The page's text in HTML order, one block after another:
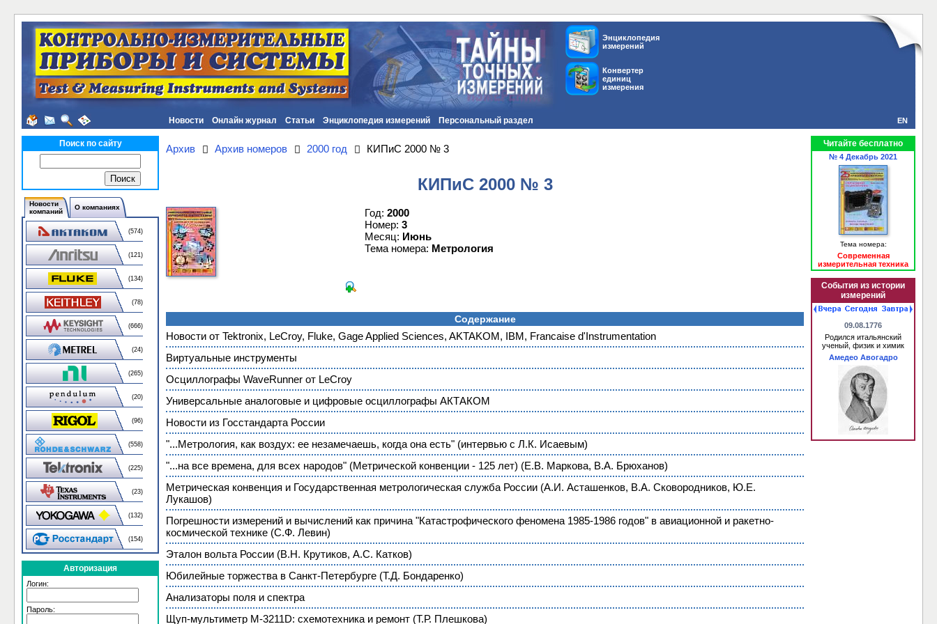
Энциклопедия
измерений
Конвертер
единиц
измерения
Новости Онлайн журнал Статьи Энциклопедия измерений Персональный раздел EN
Поиск по сайту
Новости
компаний
О компаниях
(574)
(121)
(134)
(78)
(666)
(24)
(265)
(20)
(96)
(558)
(225)
(23)
(132)
(154)
Авторизация
Логин:
Пароль:
Архив Архив номеров 2000 год КИПиС 2000 № 3
КИПиС 2000 № 3
Год: 2000
Номер: 3
Месяц: Июнь
Тема номера: Метрология
Содержание
Новости от Tektronix, LeCroy, Fluke, Gage Applied Sciences, AKTAKOM, IBM, Francaise d'Instrumentation
Виртуальные инструменты
Осциллографы WaveRunner от LeCroy
Универсальные аналоговые и цифровые осциллографы АКТАКОМ
Новости из Госстандарта России
"...Метрология, как воздух: ее незамечаешь, когда она есть" (интервью с Л.К. Исаевым)
"...на все времена, для всех народов" (Метрической конвенции - 125 лет) (Е.В. Маркова, В.А. Брюханов)
Метрическая конвенция и Государственная метрологическая служба России (А.И. Асташенков, В.А. Сковородников, Ю.Е.
Лукашов)
Погрешности измерений и вычислений как причина "Катастрофического феномена 1985-1986 годов" в авиационной и ракетно-
космической технике (С.Ф. Левин)
Эталон вольта России (В.Н. Крутиков, А.С. Катков)
Юбилейные торжества в Санкт-Петербурге (Т.Д. Бондаренко)
Анализаторы поля и спектра
Щуп-мультиметр М-3211D: схемотехника и ремонт (Т.Р. Плешкова)
Читайте бесплатно
№ 4 Декабрь 2021
Тема номера:
Современная
измерительная техника
События из истории
измерений
09.08.1776
Родился итальянский
ученый, физик и химик
Амедео Авогадро